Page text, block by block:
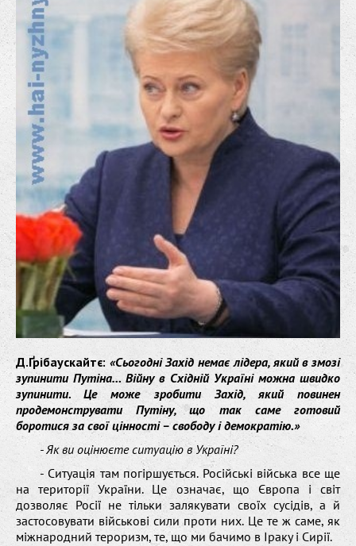
Д.Ґрібаускайтє: «Сьогодні Захід немає лідера, який в змозі
зупинити Путіна… Війну в Східній Україні можна швидко
зупинити. Це може зробити Захід, який повинен
продемонструвати Путіну, що так саме готовий
боротися за свої цінності – свободу і демократію.»
- Як ви оцінюєте ситуацію в Україні?
- Ситуація там погіршується. Російські війська все ще
на території України. Це означає, що Європа і світ
дозволяє Росії не тільки залякувати своїх сусідів, а й
застосовувати військові сили проти них. Це те ж саме, як
міжнародний тероризм, те, що ми бачимо в Іраку і Сирії.